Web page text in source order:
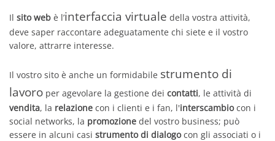
Il sito web è l’interfaccia virtuale della vostra attività,
deve saper raccontare adeguatamente chi siete e il vostro
valore, attrarre interesse.
Il vostro sito è anche un formidabile strumento di
lavoro per agevolare la gestione dei contatti, le attività di
vendita, la relazione con i clienti e i fan, l'interscambiocon i
social networks, la promozione del vostro business; può
essere in alcuni casi strumento di dialogocon gli associati o i